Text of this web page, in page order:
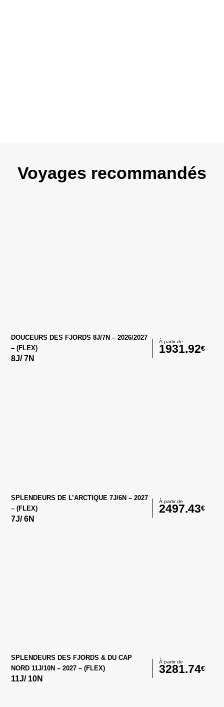
Voyages recommandés
DOUCEURS DES FJORDS 8J/7N – 2026/2027
– (FLEX)
8J/7N
À partir de
1931.92€
SPLENDEURS DE L’ARCTIQUE 7J/6N – 2027
– (FLEX)
7J/6N
À partir de
2497.43€
SPLENDEURS DES FJORDS & DU CAP
NORD 11J/10N – 2027 – (FLEX)
11J/ 10N
À partir de
3281.74€